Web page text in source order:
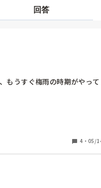
回答
もうすぐ梅雨の時期がやって
ればお聞きしたいです。遊び
4 ・ 05/